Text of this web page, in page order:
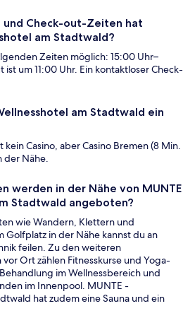
und Check-out-Zeiten hat
am Stadtwald?
Zeiten möglich: 15:00 Uhr–
um 11:00 Uhr. Ein kontaktloser Check-
am Stadtwald ein
kein Casino, aber Casino Bremen (8 Min.
der Nähe.
werden in der Nähe von MUNTE
Stadtwald angeboten?
wie Wandern, Klettern und
Golfplatz in der Nähe kannst du an
feilen. Zu den weiteren
Ort zählen Fitnesskurse und Yoga-
im Wellnessbereich und
im Innenpool. MUNTE -
hat zudem eine Sauna und ein